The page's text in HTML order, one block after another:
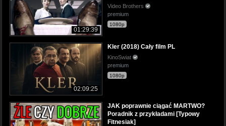
01:29:39
Video Brothers
premium
1080p
02:09:25
Kler (2018) Cały film PL
KinoSwiat
premium
1080p
JAK poprawnie ciągać MARTWO?
Poradnik z przykładami [Typowy
Fitnesiak]